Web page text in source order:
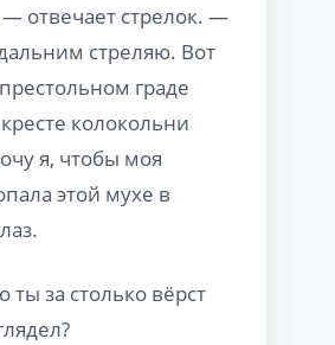
отвечает стрелок. —
стреляю. Вот
граде
колокольни
я, чтобы моя
этой мухе в
за столько вёрст